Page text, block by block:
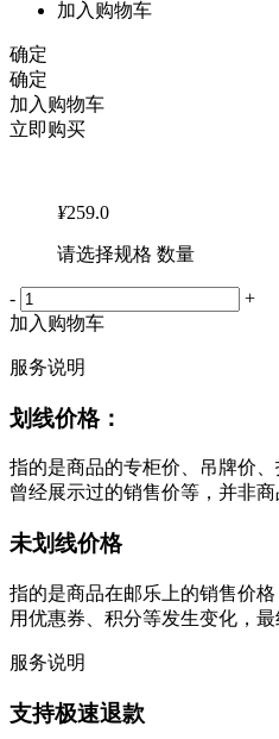
加入购物车
确定
确定
加入购物车
立即购买
¥259.0
请选择规格 数量
-
+
加入购物车
服务说明
划线价格：
指的是商品的专柜价、吊牌价
曾经展示过的销售价等，并非商
未划线价格
指的是商品在邮乐上的销售价
用优惠券、积分等发生变化，
服务说明
支持极速退款